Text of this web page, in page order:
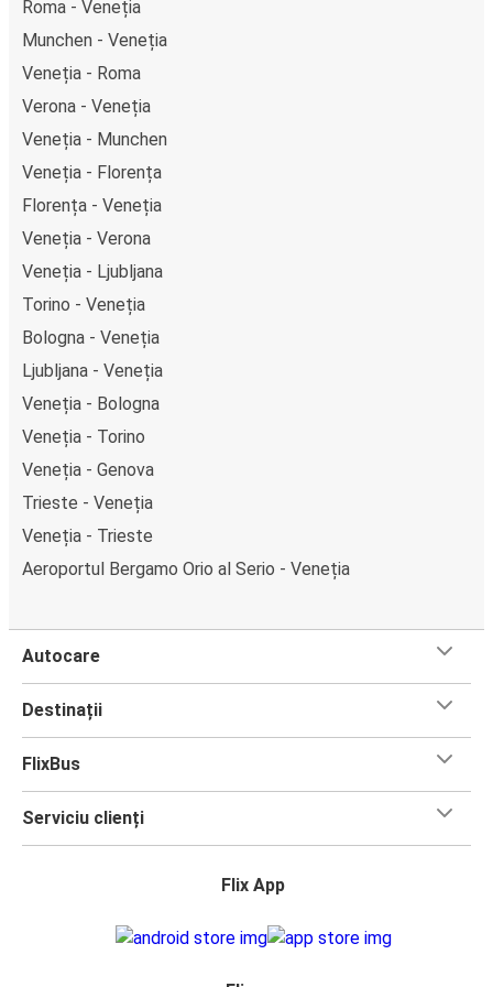
Roma - Veneția
Munchen - Veneția
Veneția - Roma
Verona - Veneția
Veneția - Munchen
Veneția - Florența
Florența - Veneția
Veneția - Verona
Veneția - Ljubljana
Torino - Veneția
Bologna - Veneția
Ljubljana - Veneția
Veneția - Bologna
Veneția - Torino
Veneția - Genova
Trieste - Veneția
Veneția - Trieste
Aeroportul Bergamo Orio al Serio - Veneția
Autocare
Destinații
FlixBus
Serviciu clienți
Flix App